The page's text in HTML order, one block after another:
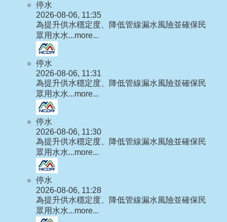
停水
2026-08-06, 11:35
為提升供水穩定度、降低管線漏水風險並確保民
眾用水水...more...
停水
2026-08-06, 11:31
為提升供水穩定度、降低管線漏水風險並確保民
眾用水水...more...
停水
2026-08-06, 11:30
為提升供水穩定度、降低管線漏水風險並確保民
眾用水水...more...
停水
2026-08-06, 11:28
為提升供水穩定度、降低管線漏水風險並確保民
眾用水水...more...